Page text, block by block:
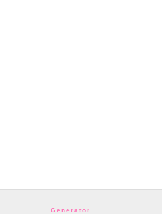
Generator